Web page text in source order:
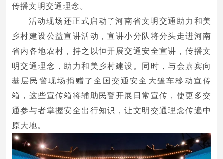
传播文明交通理念。
活动现场还正式启动了河南省文明交通助力和美
乡村建设公益宣讲活动，宣讲小分队将分头走进河南
省内各地农村，持之以恒开展交通安全宣讲，传播文
明交通理念，助力和美乡村建设。同时，与会嘉宾向
基层民警现场捐赠了全国交通安全大篷车移动宣传
箱，这些宣传箱将辅助民警开展日常宣传，使更多交
通参与者掌握安全出行知识，让文明交通理念传遍中
原大地。